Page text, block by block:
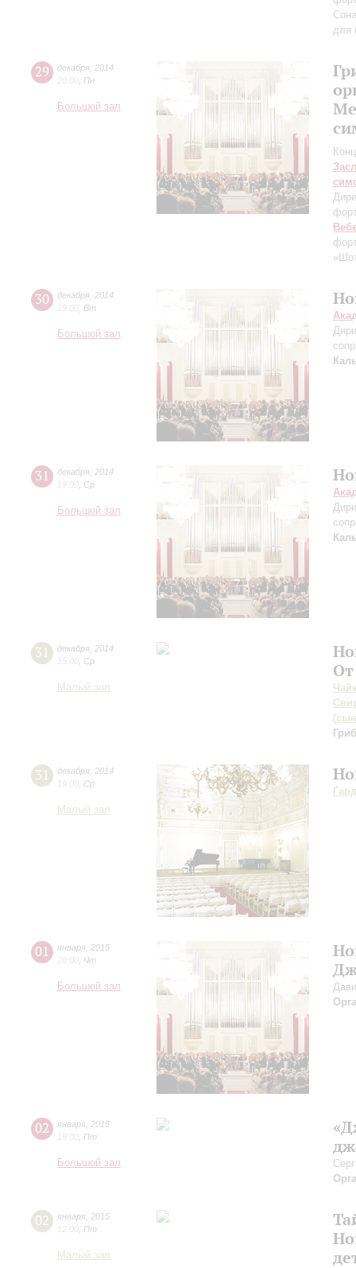
для
29 декабря 2014
20:00 Пн
Большой зал
30 декабря 2014
19:00 Вт
Большой зал
31 декабря 2014
19:00 Ср
Большой зал
31 декабря 2014
15:00 Ср
Малый зал
31 декабря 2014
19:00 Ср
Малый зал
01 января 2015
20:00 Чт
Большой зал
02 января 2015
19:00 Пт
Большой зал
02 января 2015
12:00 Пт
Малый зал